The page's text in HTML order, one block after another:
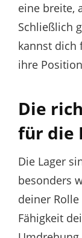
eine breite,
Schließlich
kannst dich
ihre
Die
für die
Die Lager
besonders
deiner
Fähigkeit